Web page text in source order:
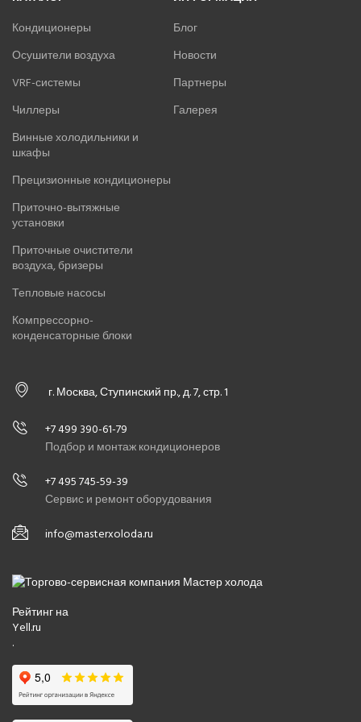
ПРИТОЧНО-ВЫТЯЖНЫЕ УСТАНОВКИ
ПРИТОЧНЫЕ ОЧИСТИТЕЛИ ВОЗДУХА, БРИЗЕРЫ
Кондиционеры
Осушители воздуха
VRF-системы
Чиллеры
Винные холодильники и
шкафы
Прецизионные кондиционеры
Приточно-вытяжные
установки
Приточные очистители
воздуха, бризеры
Тепловые насосы
Компрессорно-
конденсаторные блоки
Блог
Новости
Партнеры
Галерея
г. Москва, Ступинский пр., д. 7, стр. 1
+7 499 390-61-79
Подбор и монтаж кондиционеров
+7 495 745-59-39
Сервис и ремонт оборудования
info@masterxoloda.ru
Рейтинг на
Yell.ru
.